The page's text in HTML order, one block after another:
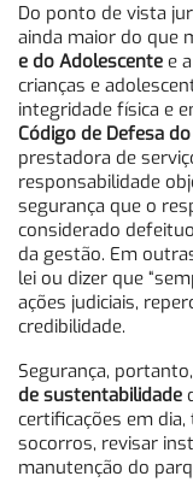
Do ponto de vista
ainda maior do que
e do Adolescente e a
crianças e
integridade física e
Código de Defesa
prestadora de
responsabilidade
segurança que o
considerado
da gestão. Em
lei ou dizer que
ações judiciais,
credibilidade.
Segurança,
de sustentabilidade
certificações em
socorros, revisar
manutenção do